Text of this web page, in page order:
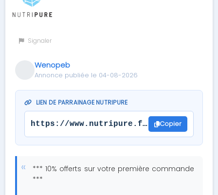
Signaler
Wenopeb
Annonce publiée le 04-08-2026
LIEN DE PARRAINAGE NUTRIPURE
https://www.nutripure.fr/fr/ Copier
*** 10% offerts sur votre première commande
***